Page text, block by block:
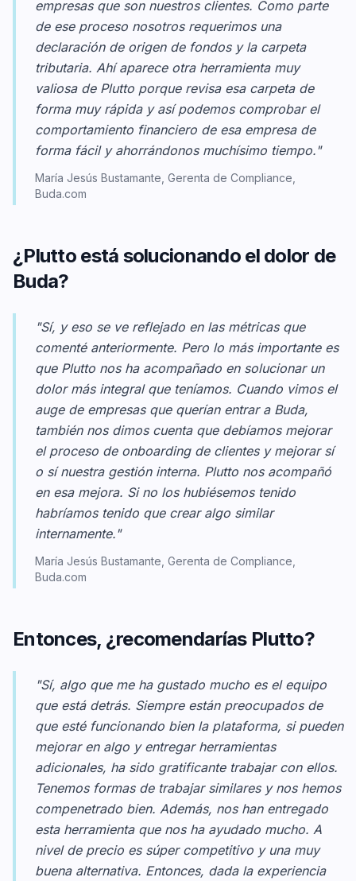
empresas que son nuestros clientes. Como parte
de ese proceso nosotros requerimos una
declaración de origen de fondos y la carpeta
tributaria. Ahí aparece otra herramienta muy
valiosa de Plutto porque revisa esa carpeta de
forma muy rápida y así podemos comprobar el
comportamiento financiero de esa empresa de
forma fácil y ahorrándonos muchísimo tiempo."
María Jesús Bustamante, Gerenta de Compliance,
Buda.com
¿Plutto está solucionando el dolor de
Buda?
"Sí, y eso se ve reflejado en las métricas que
comenté anteriormente. Pero lo más importante es
que Plutto nos ha acompañado en solucionar un
dolor más integral que teníamos. Cuando vimos el
auge de empresas que querían entrar a Buda,
también nos dimos cuenta que debíamos mejorar
el proceso de onboarding de clientes y mejorar sí
o sí nuestra gestión interna. Plutto nos acompañó
en esa mejora. Si no los hubiésemos tenido
habríamos tenido que crear algo similar
internamente."
María Jesús Bustamante, Gerenta de Compliance,
Buda.com
Entonces, ¿recomendarías Plutto?
"Sí, algo que me ha gustado mucho es el equipo
que está detrás. Siempre están preocupados de
que esté funcionando bien la plataforma, si pueden
mejorar en algo y entregar herramientas
adicionales, ha sido gratificante trabajar con ellos.
Tenemos formas de trabajar similares y nos hemos
compenetrado bien. Además, nos han entregado
esta herramienta que nos ha ayudado mucho. A
nivel de precio es súper competitivo y una muy
buena alternativa. Entonces, dada la experiencia